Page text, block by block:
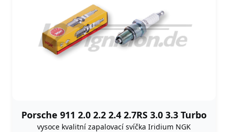
Porsche 911 2.0 2.2 2.4 2.7RS 3.0 3.3 Turbo
vysoce kvalitní zapalovací svíčka Iridium NGK